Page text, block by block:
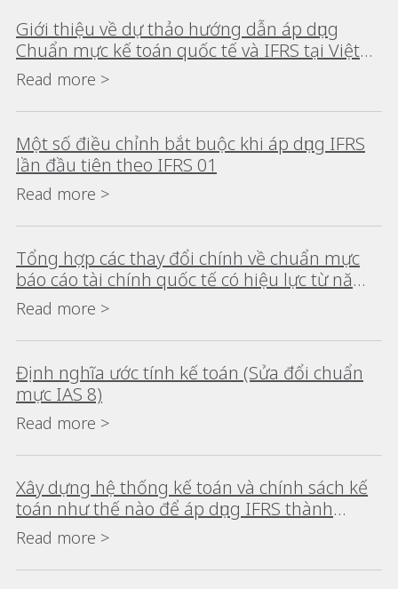
Giới thiệu về dự thảo hướng dẫn áp dụng
Chuẩn mực kế toán quốc tế và IFRS tại Việt
Nam
Read more >
Một số điều chỉnh bắt buộc khi áp dụng IFRS
lần đầu tiên theo IFRS 01
Read more >
Tổng hợp các thay đổi chính về chuẩn mực
báo cáo tài chính quốc tế có hiệu lực từ năm
2022
Read more >
Định nghĩa ước tính kế toán (Sửa đổi chuẩn
mực IAS 8)
Read more >
Xây dựng hệ thống kế toán và chính sách kế
toán như thế nào để áp dụng IFRS thành
công?
Read more >